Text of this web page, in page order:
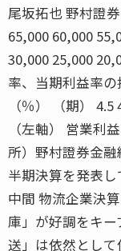
尾坂拓也 野村證
65,000 60,000
30,000 25,000
率、当期利益率の
（％） （期）
（左軸） 営業利
所）野村證券金
半期決算を発表
中間 物流企業決
庫」が好調をキ
送」は依然として